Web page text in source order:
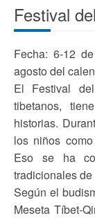
Festival
Fecha: 6-12
agosto del
El Festival
tibetanos,
historias.
los niños
Eso se ha
tradicionales
Según el
Meseta Tíbet-